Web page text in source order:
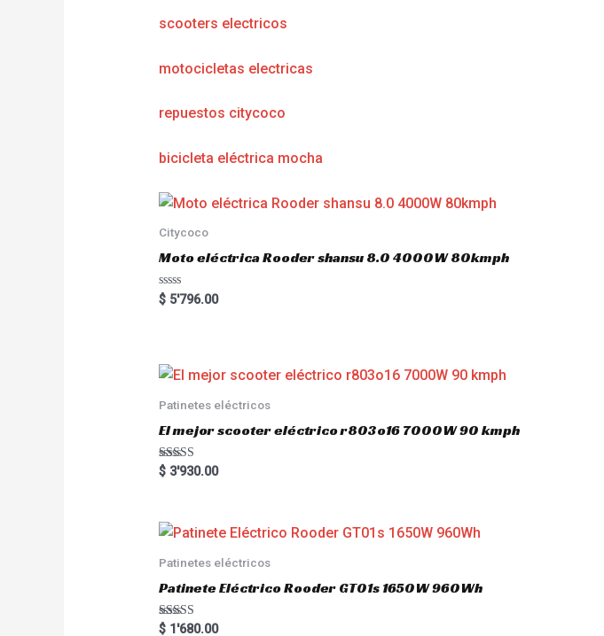
scooters electricos
motocicletas electricas
repuestos citycoco
bicicleta eléctrica mocha
Citycoco
Moto eléctrica Rooder shansu 8.0 4000W 80kmph
R
a
o
u
o
f
5
$5'796.00
Patinetes eléctricos
El mejor scooter eléctrico r803o16 7000W 90 kmph
Rated
5.00
$3'930.00
Patinetes eléctricos
Patinete Eléctrico Rooder GT01s 1650W 960Wh
Rated
$1'680.00